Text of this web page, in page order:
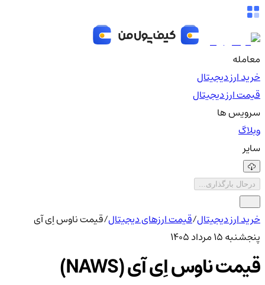
معامله
خرید ارز دیجیتال
قیمت ارز دیجیتال
سرویس ها
وبلاگ
سایر
درحال بارگذاری...
خرید ارز دیجیتال/قیمت ارزهای دیجیتال/قیمت ناوس اِی آی
پنجشنبه ۱۵ مرداد ۱۴۰۵
قیمت ناوس اِی آی (NAWS)